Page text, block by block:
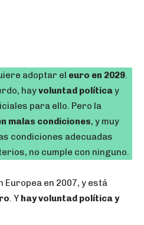
adoptar el euro en 2029.
hayvoluntad políticay
para ello. Pero la
malas condiciones, y muy
condiciones adecuadas
no cumple con ninguno.
Europea en 2007, y está
. Y hay voluntad política y